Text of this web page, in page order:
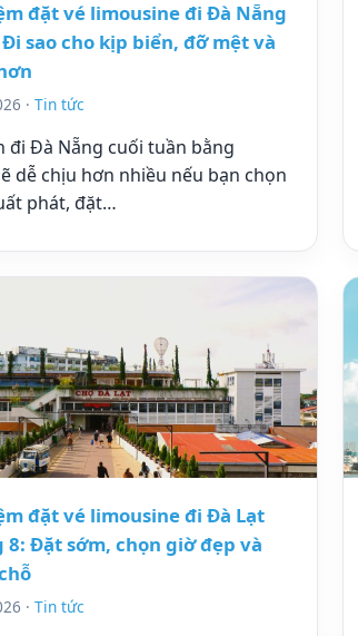
đặt vé limousine đi Đà Nẵng
sao cho kịp biển, đỡ mệt và
·Tin tức
đi Đà Nẵng cuối tuần bằng
dễ chịu hơn nhiều nếu bạn chọn
phát, đặt…
đặt vé limousine đi Đà Lạt
8: Đặt sớm, chọn giờ đẹp và
·Tin tức